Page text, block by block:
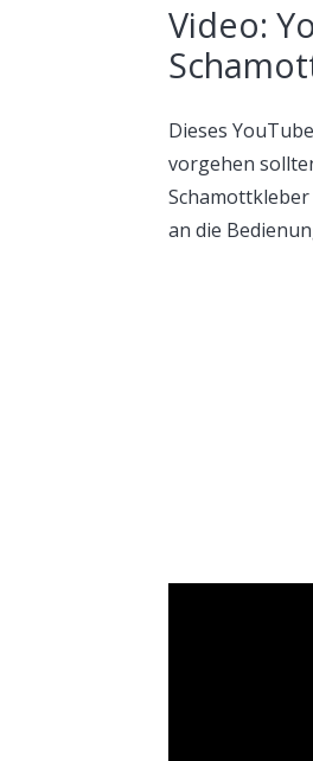
Video:
Dieses
vorgehen
Schamottkleber
an die